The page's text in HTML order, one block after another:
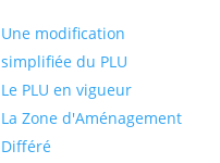
Une modification
simplifiée du PLU
Le PLU en vigueur
La Zone d'Aménagement
Différé